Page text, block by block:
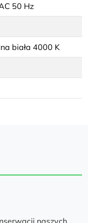
50 Hz
biała 4000 K